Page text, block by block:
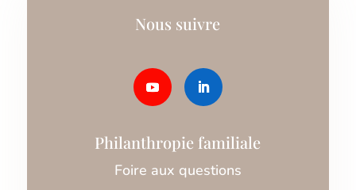
Nous suivre
Philanthropie familiale
Foire aux questions